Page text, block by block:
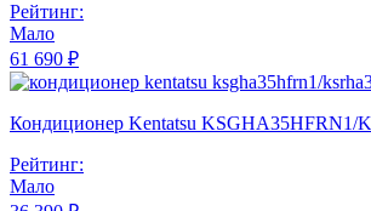
Рейтинг:
Мало
61 690 ₽
Кондиционер Kentatsu KSGHA35HFRN1/
Рейтинг:
Мало